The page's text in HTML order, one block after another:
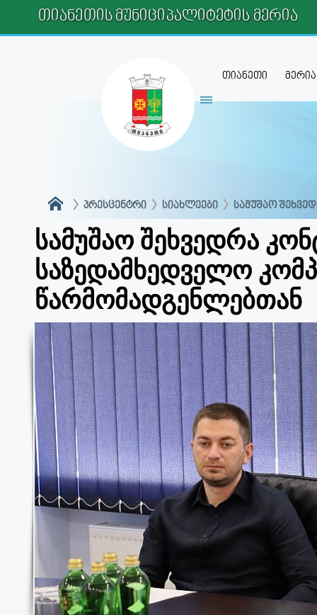
ᲗᲘᲐᲜᲔᲗᲘᲡ ᲛᲣᲜᲘᲪᲘᲞᲐᲚᲘᲢᲔᲢᲘᲡ ᲛᲔᲠᲘᲐ
თიანეთი მერია
ᲞᲠᲔᲡᲪᲔᲜᲢᲠᲘ ᲡᲘᲐᲮᲚᲔᲔᲑᲘ ᲡᲐᲛᲣᲨᲐᲝ
სამუშაო შეხვედრა
საზედამხედველო
წარმომადგენლებთან